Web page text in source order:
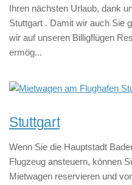
Ihren nächsten Urlaub, dank
Stuttgart . Damit wir auch Sie
wir auf unseren Billigflügen
ermög...
Stuttgart
Wenn Sie die Hauptstadt
Flugzeug ansteuern, können
Mietwagen reservieren und